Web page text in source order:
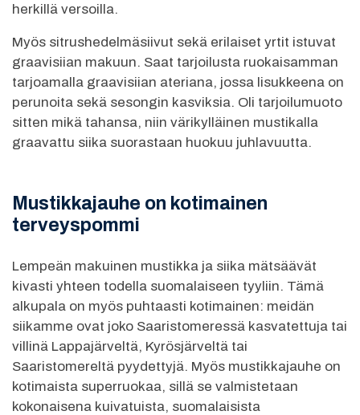
herkillä versoilla.
Myös sitrushedelmäsiivut sekä erilaiset yrtit istuvat
graavisiian makuun. Saat tarjoilusta ruokaisamman
tarjoamalla graavisiian ateriana, jossa lisukkeena on
perunoita sekä sesongin kasviksia. Oli tarjoilumuoto
sitten mikä tahansa, niin värikylläinen mustikalla
graavattu siika suorastaan huokuu juhlavuutta.
Mustikkajauhe on kotimainen
terveyspommi
Lempeän makuinen mustikka ja siika mätsäävät
kivasti yhteen todella suomalaiseen tyyliin. Tämä
alkupala on myös puhtaasti kotimainen: meidän
siikamme ovat joko Saaristomeressä kasvatettuja tai
villinä Lappajärveltä, Kyrösjärveltä tai
Saaristomereltä pyydettyjä. Myös mustikkajauhe on
kotimaista superruokaa, sillä se valmistetaan
kokonaisena kuivatuista, suomalaisista